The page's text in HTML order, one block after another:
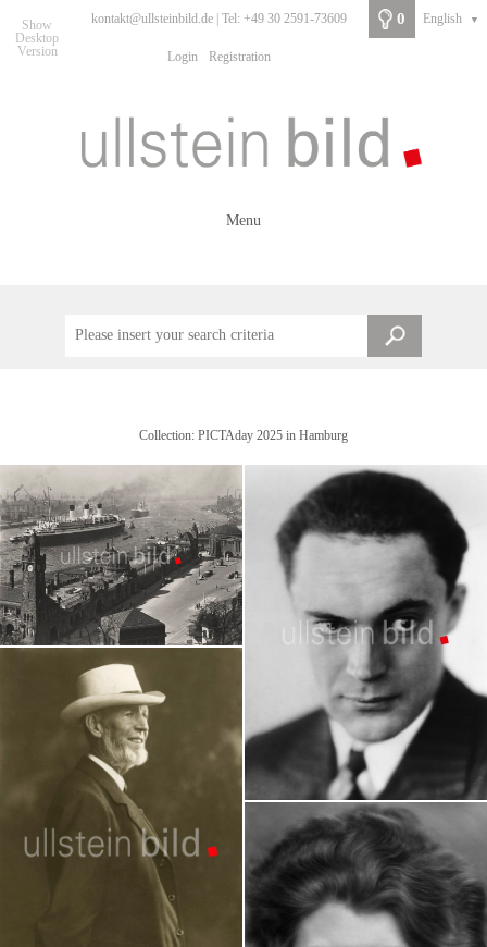
Show
Desktop
Version
kontakt@ullsteinbild.de | Tel: +49 30 2591-73609
Login Registration
0 English ▼
Menu
Collection: PICTAday 2025 in Hamburg